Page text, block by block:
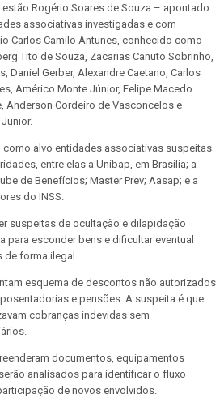
Rogério Soares de Souza – apontado
associativas investigadas e com
Carlos Camilo Antunes, conhecido como
Tito de Souza, Zacarias Canuto Sobrinho,
Daniel Gerber, Alexandre Caetano, Carlos
Américo Monte Júnior, Felipe Macedo
Anderson Cordeiro de Vasconcelos e
como alvo entidades associativas suspeitas
entre elas a Unibap, em Brasília; a
de Benefícios; Master Prev; Aasap; e a
do INSS.
suspeitas de ocultação e dilapidação
para esconder bens e dificultar eventual
forma ilegal.
esquema de descontos não autorizados
e pensões. A suspeita é que
cobranças indevidas sem
documentos, equipamentos
analisados para identificar o fluxo
de novos envolvidos.